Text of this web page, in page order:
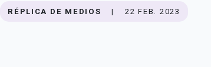
RÉPLICA DE MEDIOS | 22 FEB. 2023